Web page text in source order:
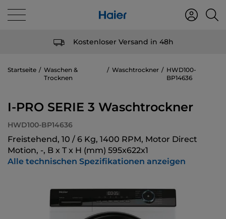
Kostenloser Versand in 48h
Startseite
Waschen &
Trocknen
Waschtrockner
HWD100-
BP14636
I-PRO SERIE 3 Waschtrockner
HWD100-BP14636
Freistehend, 10 / 6 Kg, 1400 RPM, Motor Direct
Motion, -, B x T x H (mm) 595x622x1
Alle technischen Spezifikationen anzeigen